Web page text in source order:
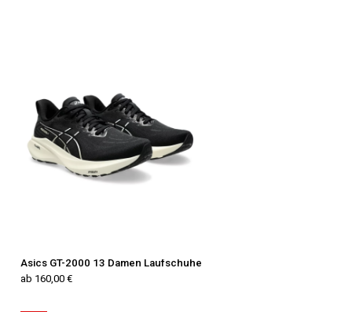
Asics GT-2000 13 Damen Laufschuhe
ab 160,00 €